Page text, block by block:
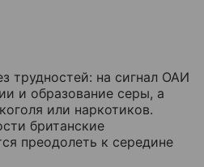
трудностей: на сигнал ОАИ
и образование серы, а
или наркотиков.
британские
преодолеть к середине